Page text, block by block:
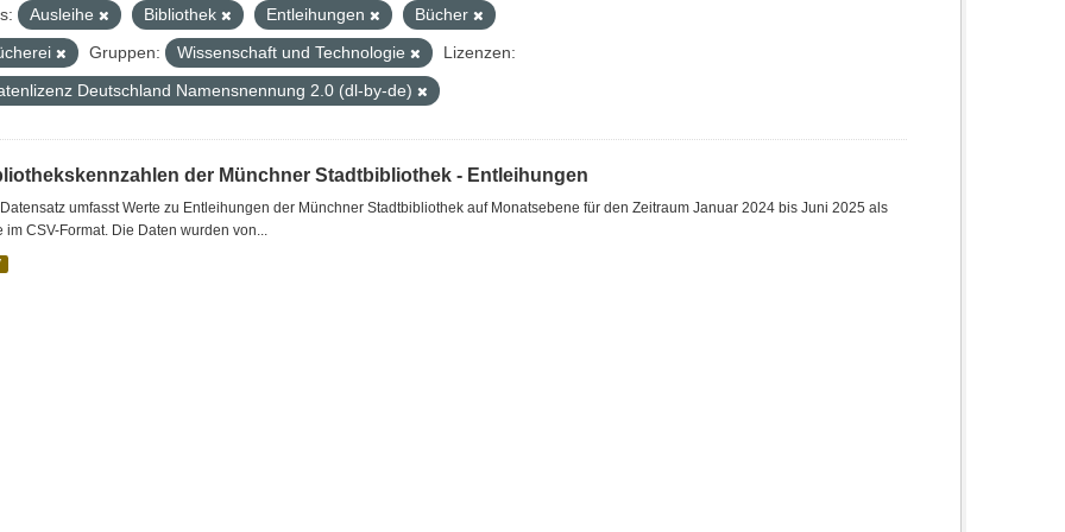
Ausleihe Bibliothek Entleihungen
Bücher
Gruppen: Wissenschaft und Technologie
Lizenzen:
Deutschland Namensnennung 2.0 (dl-by-de)
der Münchner Stadtbibliothek - Entleihungen
umfasst Werte zu Entleihungen der Münchner Stadtbibliothek auf Monatsebene für den Zeitraum Januar 2024 bis Juni 2025 als
im CSV-Format. Die Daten wurden von...